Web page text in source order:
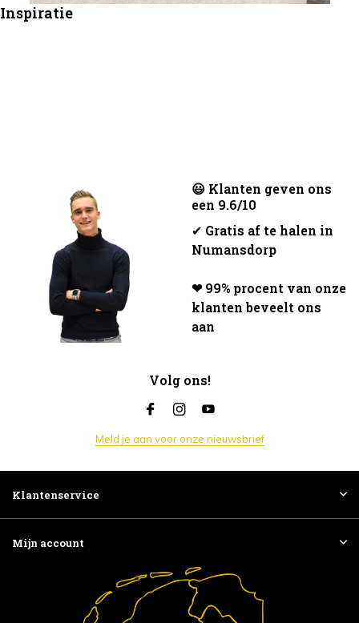
Inspiratie
😃 Klanten geven ons
een 9.6/10
✔ Gratis af te halen in
Numansdorp
❤ 99% procent van onze
klanten beveelt ons
aan
Volg ons!
Meld je aan voor onze nieuwsbrief
Klantenservice
Mijn account